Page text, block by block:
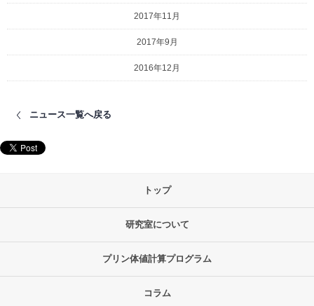
2017年11月
2017年9月
2016年12月
ニュース一覧へ戻る
トップ
研究室について
プリン体値計算プログラム
コラム